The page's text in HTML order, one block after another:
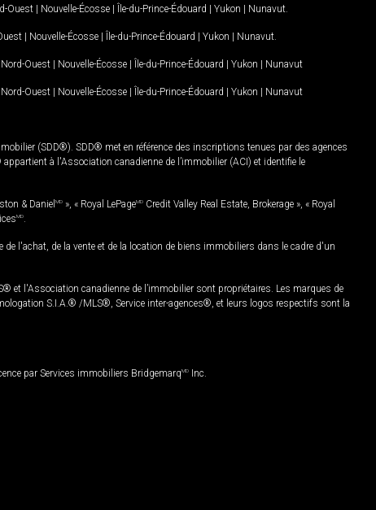
Ouest | Nouvelle-Écosse | Île-du-Prince-Édouard | Yukon | Nunavut
| Nouvelle-Écosse | Île-du-Prince-Édouard | Yukon | Nunavut
Ouest | Nouvelle-Écosse | Île-du-Prince-Édouard | Yukon | Nunavut
Ouest | Nouvelle-Écosse | Île-du-Prince-Édouard | Yukon | Nunavut
(SDD®). SDD® met en référence des inscriptions tenues par des agences
à l'Association canadienne de l’immobilier (ACI) et identifie le
& Daniel MD », « Royal LePageMD Credit Valley Real Estate, Brokerage », « Royal
MD
l'achat, de la vente et de la location de biens immobiliers dans le cadre d'un
et l'Association canadienne de l’immobilier sont propriétaires. Les marques de
S.I.A.® /MLS®, Service inter-agences®, et leurs logos respectifs sont la
par Services immobiliers BridgemarqMD Inc.